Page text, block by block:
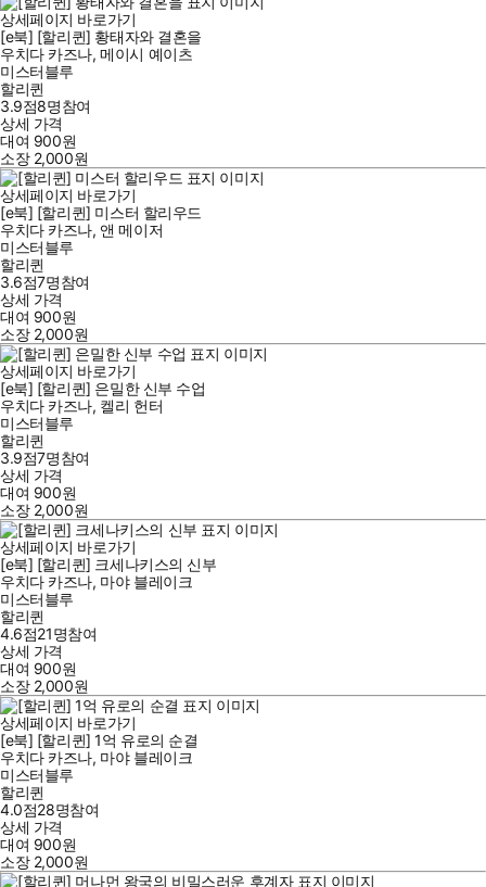
상세페이지 바로가기
[e북] [할리퀸] 황태자와 결혼을
우치다 카즈나,메이시 예이츠
미스터블루
할리퀸
3.9점8명참여
상세 가격
대여 900원
소장 2,000원
상세페이지 바로가기
[e북] [할리퀸] 미스터 할리우드
우치다 카즈나, 앤 메이저
미스터블루
할리퀸
3.6점7명참여
상세 가격
대여 900원
소장 2,000원
상세페이지 바로가기
[e북] [할리퀸] 은밀한 신부 수업
우치다 카즈나, 켈리 헌터
미스터블루
할리퀸
3.9점7명참여
상세 가격
대여 900원
소장 2,000원
상세페이지 바로가기
[e북] [할리퀸] 크세나키스의 신부
우치다 카즈나, 마야 블레이크
미스터블루
할리퀸
4.6점21명참여
상세 가격
대여 900원
소장 2,000원
상세페이지 바로가기
[e북] [할리퀸] 1억 유로의 순결
우치다 카즈나, 마야 블레이크
미스터블루
할리퀸
4.0점28명참여
상세 가격
대여 900원
소장 2,000원